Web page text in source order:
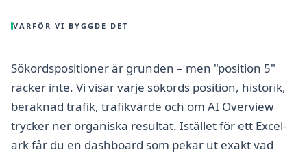
VARFÖR VI BYGGDE DET
Sökordspositioner är grunden – men "position 5"
räcker inte. Vi visar varje sökords position, historik,
beräknad trafik, trafikvärde och om AI Overview
trycker ner organiska resultat. Istället för ett Excel-
ark får du en dashboard som pekar ut exakt vad